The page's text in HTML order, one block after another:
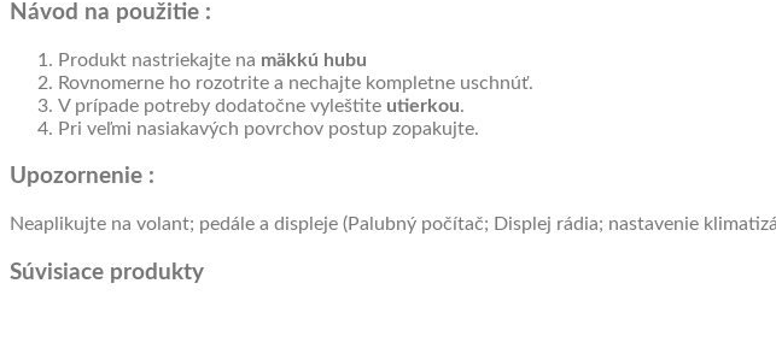
Návod na použitie :
Produkt nastriekajte na mäkkú hubu
Rovnomerne ho rozotrite a nechajte kompletne uschnúť.
V prípade potreby dodatočne vyleštite utierkou.
Pri veľmi nasiakavých povrchov postup zopakujte.
Upozornenie :
Neaplikujte na volant; pedále a displeje (Palubný počítač; Displej rádia; nastavenie
Súvisiace produkty